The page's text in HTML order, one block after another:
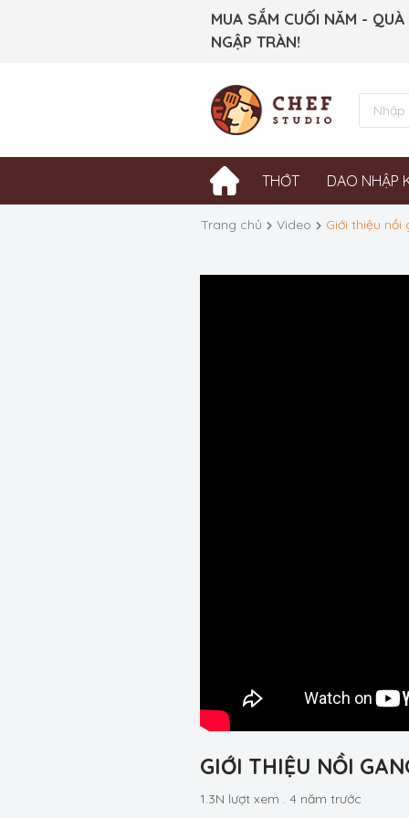
MUA SẮM CUỐI NĂM - QUÀ
NGẬP TRÀN!
THỚT DAO NHẬP
Trang chủ Video Giới thiệu
GIỚI THIỆU NỒI
1.3N lượt xem . 4 năm trước